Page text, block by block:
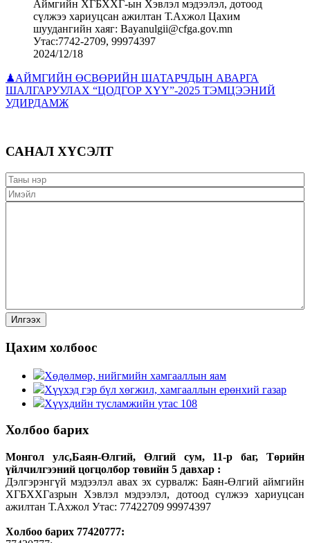
2024/12/18
♟АЙМГИЙН ӨСВӨРИЙН ШАТАРЧДЫН АВАРГА
ШАЛГАРУУЛАХ “ЦОДГОР ХҮҮ”-2025 ТЭМЦЭЭНИЙ
УДИРДАМЖ
САНАЛ ХҮСЭЛТ
Цахим холбоос
Хөдөлмөр, нийгмийн хамгааллын яам
Хүүхэд гэр бүл хөгжил, хамгааллын ерөнхий газар
Хүүхдийн тусламжийн утас 108
Холбоо барих
Монгол улс,Баян-Өлгий, Өлгий сум, 11-р баг, Төрийн
үйлчилгээний цогцолбор төвийн 5 давхар :
Дэлгэрэнгүй мэдээлэл авах эх сурвалж: Баян-Өлгий аймгийн
ХГБХХГазрын Хэвлэл мэдээлэл, дотоод сүлжээ хариуцсан
ажилтан Т.Ахжол Утас: 77422709 99974397
Холбоо барих 77420777: